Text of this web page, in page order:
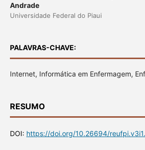
Andrade
Universidade Federal do Piaui
PALAVRAS-CHAVE:
Internet, Informática em Enfermagem,
RESUMO
DOI: https://doi.org/10.26694/